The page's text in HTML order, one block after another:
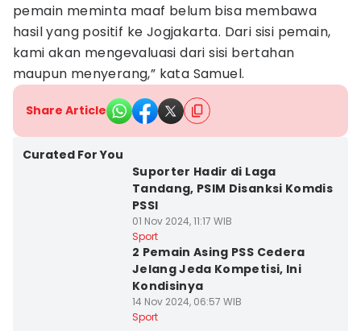
pemain meminta maaf belum bisa membawa
hasil yang positif ke Jogjakarta. Dari sisi pemain,
kami akan mengevaluasi dari sisi bertahan
maupun menyerang,” kata Samuel.
Share Article
Curated For You
Suporter Hadir di Laga
Tandang, PSIM Disanksi Komdis
PSSI
01 Nov 2024, 11:17 WIB
Sport
2 Pemain Asing PSS Cedera
Jelang Jeda Kompetisi, Ini
Kondisinya
14 Nov 2024, 06:57 WIB
Sport